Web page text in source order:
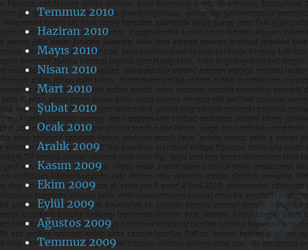
Temmuz 2010
Haziran 2010
Mayıs 2010
Nisan 2010
Mart 2010
Şubat 2010
Ocak 2010
Aralık 2009
Kasım 2009
Ekim 2009
Eylül 2009
Ağustos 2009
Temmuz 2009